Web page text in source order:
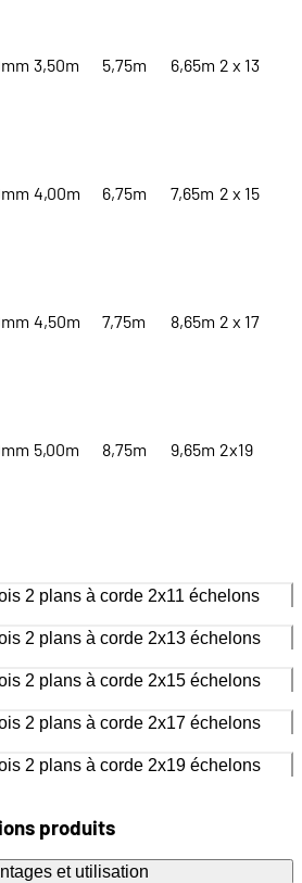
3,50m 5,75m 6,65m 2 x 13
4,00m 6,75m 7,65m 2 x 15
4,50m 7,75m 8,65m 2 x 17
5,00m 8,75m 9,65m 2x19
2 plans à corde 2x11 échelons
2 plans à corde 2x13 échelons
2 plans à corde 2x15 échelons
2 plans à corde 2x17 échelons
2 plans à corde 2x19 échelons
produits
et utilisation